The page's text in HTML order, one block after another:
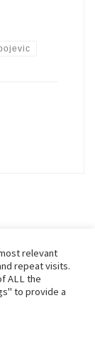
reservados
relevant
repeat visits.
ALL the
to provide a